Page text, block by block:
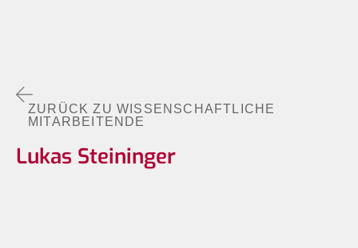
ZURÜCK ZU WISSENSCHAFTLICHE
MITARBEITENDE
Lukas Steininger